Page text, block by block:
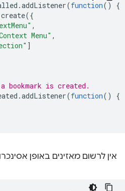
.addListener(function()
{
create({
,
Menu" ,
]
bookmark is created.
.addListener(function()
{
אין לרשום מאזינים באופן